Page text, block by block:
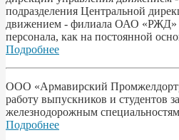
подразделения Центральной
движением - филиала ОАО «РЖД»
персонала, как на постоянной
Подробнее
ООО «Армавирский
работу выпускников и студентов
железнодорожным
Подробнее